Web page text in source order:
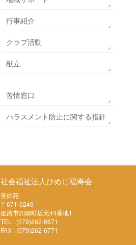
行事紹介
クラブ活動
献立
苦情窓口
ハラスメント防止に関する指針
社会福祉法人ひめじ福寿会
美郷苑
〒671-0246
姫路市四郷町坂元44番地1
TEL : (079)262-6671
FAX : (079)262-6771